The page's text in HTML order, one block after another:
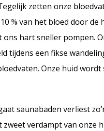
zetten onze
% van het bloed door
ons hart sneller pompen.
tijdens een fikse
Onze huid
saunabaden verliest
zweet verdampt van onze